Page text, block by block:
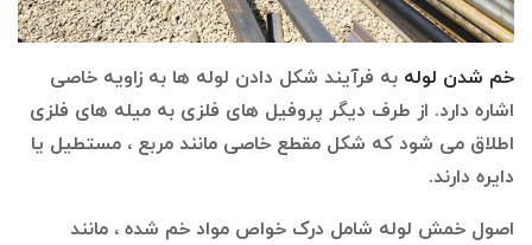
خم شدن لوله به فرآیند شکل دادن لوله ها به زاویه خاصی
اشاره دارد. از طرف دیگر پروفیل های فلزی به میله های فلزی
اطلاق می شود که شکل مقطع خاصی مانند مربع ، مستطیل یا
دایره دارند.
اصول خمش لوله شامل درک خواص مواد خم شده ، مانند